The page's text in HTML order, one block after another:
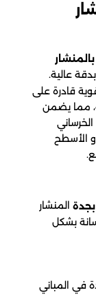
عالية.
قادرة على
مما يضمن
الأسطح
المنشار
بشكل
في المباني